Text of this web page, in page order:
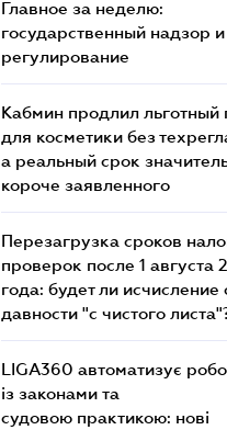
Главное за неделю:
государственный надзор и
регулирование
Кабмин продлил льготный
для косметики без
а реальный срок
короче заявленного
Перезагрузка сроков
проверок после 1 августа
года: будет ли исчисление
давности "с чистого
LIGA360 автоматизує
із законами та
судовою практикою: нові